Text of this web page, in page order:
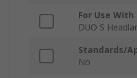
For Use With
DUO S
Standards/
No